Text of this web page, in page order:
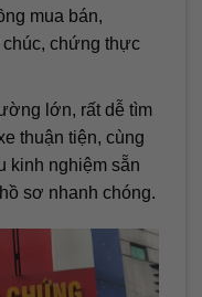
mua bán,
chứng thực
lớn, rất dễ tìm
thuận tiện, cùng
kinh nghiệm sẵn
sơ nhanh chóng.